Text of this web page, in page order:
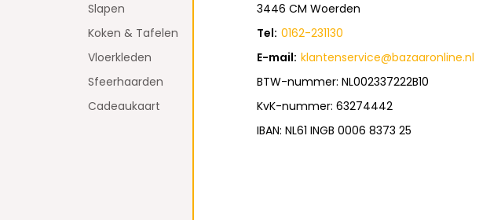
Slapen
Koken & Tafelen
Vloerkleden
Sfeerhaarden
Cadeaukaart
3446 CM Woerden
Tel: 0162-231130
E-mail: klantenservice@bazaaronline.nl
BTW-nummer: NL002337222B10
KvK-nummer: 63274442
IBAN: NL61 INGB 0006 8373 25